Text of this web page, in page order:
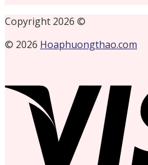
Copyright 2026 ©
© 2026 Hoaphuongthao.com